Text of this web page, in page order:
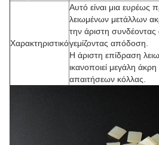
Χαρακτηριστικό
Αυτό είναι μια ευρέως
λειωμένων μετάλλων
την άριστη
γεμίζοντας απόδοση.
Η άριστη επίδραση
ικανοποιεί μεγάλη
απαιτήσεων κόλλας.